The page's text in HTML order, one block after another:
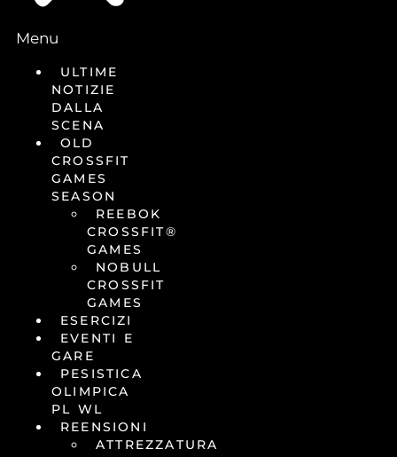
Menu
ULTIME
NOTIZIE
DALLA
SCENA
OLD
CROSSFIT
GAMES
SEASON
REEBOK
CROSSFIT®
GAMES
NOBULL
CROSSFIT
GAMES
ESERCIZI
EVENTI E
GARE
PESISTICA
OLIMPICA
PL WL
REENSIONI
ATTREZZATURA